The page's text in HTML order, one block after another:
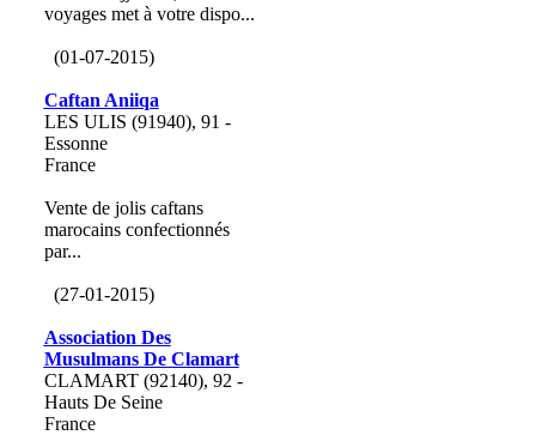
voyages met à votre dispo...
(01-07-2015)
Caftan Aniiqa
LES ULIS (91940), 91 -
Essonne
France
Vente de jolis caftans
marocains confectionnés
par...
(27-01-2015)
Association Des
Musulmans De Clamart
CLAMART (92140), 92 -
Hauts De Seine
France